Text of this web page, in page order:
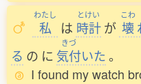
わたし
私 は
とけい
時計 が
こわ
壊
る の に
きづ
気付いた。
I found my watch